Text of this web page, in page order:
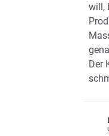
will,
Der